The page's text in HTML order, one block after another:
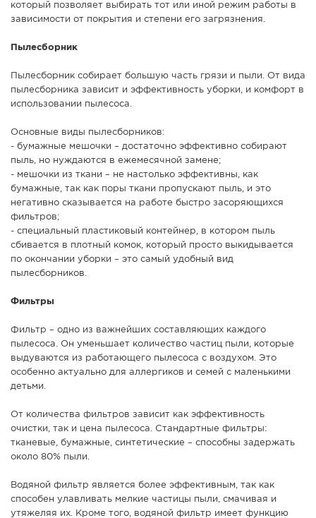
который позволяет выбирать тот или иной режим работы в
зависимости от покрытия и степени его загрязнения.
Пылесборник
Пылесборник собирает большую часть грязи и пыли. От вида
пылесборника зависит и эффективность уборки, и комфорт в
использовании пылесоса.
Основные виды пылесборников:
- бумажные мешочки – достаточно эффективно собирают
пыль, но нуждаются в ежемесячной замене;
- мешочки из ткани – не настолько эффективны, как
бумажные, так как поры ткани пропускают пыль, и это
негативно сказывается на работе быстро засоряющихся
фильтров;
- специальный пластиковый контейнер, в котором пыль
сбивается в плотный комок, который просто выкидывается
по окончании уборки – это самый удобный вид
пылесборников.
Фильтры
Фильтр – одно из важнейших составляющих каждого
пылесоса. Он уменьшает количество частиц пыли, которые
выдуваются из работающего пылесоса с воздухом. Это
особенно актуально для аллергиков и семей с маленькими
детьми.
От количества фильтров зависит как эффективность
очистки, так и цена пылесоса. Стандартные фильтры:
тканевые, бумажные, синтетические – способны задержать
около 80% пыли.
Водяной фильтр является более эффективным, так как
способен улавливать мелкие частицы пыли, смачивая и
утяжеляя их. Кроме того, водяной фильтр имеет функцию